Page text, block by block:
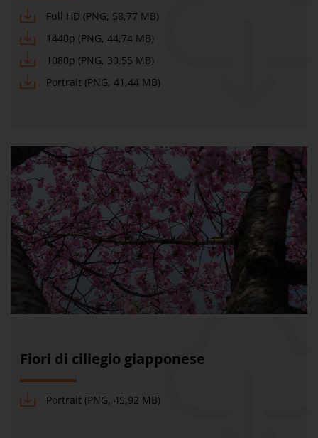
Full HD (PNG, 58,77 MB)
1440p (PNG, 44,74 MB)
1080p (PNG, 30,55 MB)
Portrait (PNG, 41,44 MB)
Fiori di ciliegio giapponese
Portrait (PNG, 45,92 MB)